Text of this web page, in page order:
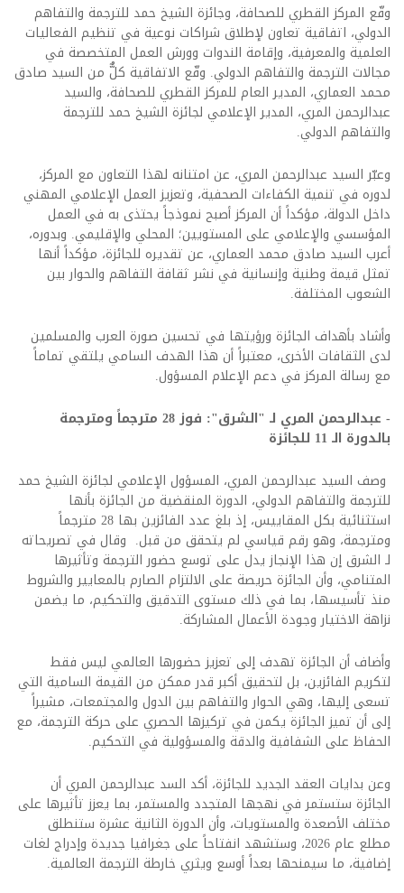
وقّع المركز القطري للصحافة، وجائزة الشيخ حمد للترجمة والتفاهم
الدولي، اتفاقية تعاون لإطلاق شراكات نوعية في تنظيم الفعاليات
العلمية والمعرفية، وإقامة الندوات وورش العمل المتخصصة في
مجالات الترجمة والتفاهم الدولي. وقّع الاتفاقية كلٌّ من السيد صادق
محمد العماري، المدير العام للمركز القطري للصحافة، والسيد
عبدالرحمن المري، المدير الإعلامي لجائزة الشيخ حمد للترجمة
والتفاهم الدولي.
وعبّر السيد عبدالرحمن المري، عن امتنانه لهذا التعاون مع المركز،
لدوره في تنمية الكفاءات الصحفية، وتعزيز العمل الإعلامي المهني
داخل الدولة، مؤكداً أن المركز أصبح نموذجاً يحتذى به في العمل
المؤسسي والإعلامي على المستويين؛ المحلي والإقليمي. وبدوره،
أعرب السيد صادق محمد العماري، عن تقديره للجائزة، مؤكداً أنها
تمثل قيمة وطنية وإنسانية في نشر ثقافة التفاهم والحوار بين
الشعوب المختلفة.
وأشاد بأهداف الجائزة ورؤيتها في تحسين صورة العرب والمسلمين
لدى الثقافات الأخرى، معتبراً أن هذا الهدف السامي يلتقي تماماً
مع رسالة المركز في دعم الإعلام المسؤول.
- عبدالرحمن المري لـ "الشرق": فوز 28 مترجماً ومترجمة
بالدورة الـ 11 للجائزة
وصف السيد عبدالرحمن المري، المسؤول الإعلامي لجائزة الشيخ حمد
للترجمة والتفاهم الدولي، الدورة المنقضية من الجائزة بأنها
استثنائية بكل المقاييس، إذ بلغ عدد الفائزين بها 28 مترجماً
ومترجمة، وهو رقم قياسي لم يتحقق من قبل. وقال في تصريحاته
لـ الشرق إن هذا الإنجاز يدل على توسع حضور الترجمة وتأثيرها
المتنامي، وأن الجائزة حريصة على الالتزام الصارم بالمعايير والشروط
منذ تأسيسها، بما في ذلك مستوى التدقيق والتحكيم، ما يضمن
نزاهة الاختيار وجودة الأعمال المشاركة.
وأضاف أن الجائزة تهدف إلى تعزيز حضورها العالمي ليس فقط
لتكريم الفائزين، بل لتحقيق أكبر قدر ممكن من القيمة السامية التي
تسعى إليها، وهي الحوار والتفاهم بين الدول والمجتمعات، مشيراً
إلى أن تميز الجائزة يكمن في تركيزها الحصري على حركة الترجمة، مع
الحفاظ على الشفافية والدقة والمسؤولية في التحكيم.
وعن بدايات العقد الجديد للجائزة، أكد السد عبدالرحمن المري أن
الجائزة ستستمر في نهجها المتجدد والمستمر، بما يعزز تأثيرها على
مختلف الأصعدة والمستويات، وأن الدورة الثانية عشرة ستنطلق
مطلع عام 2026، وستشهد انفتاحاً على جغرافيا جديدة وإدراج لغات
إضافية، ما سيمنحها بعداً أوسع ويثري خارطة الترجمة العالمية.